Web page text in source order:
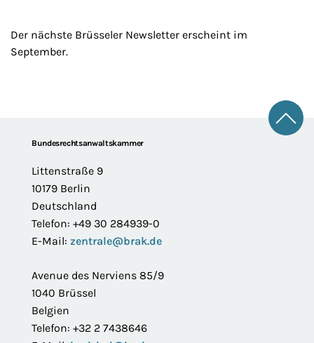
Der nächste Brüsseler Newsletter erscheint im
September.
FooterBundesrechtsanwaltskammer
Littenstraße 9
10179 Berlin
Deutschland
Telefon: +49 30 284939-0
E-Mail: zentrale@brak.de
Avenue des Nerviens 85/9
1040 Brüssel
Belgien
Telefon: +32 2 7438646